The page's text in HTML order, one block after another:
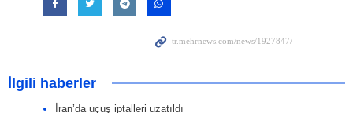
İlgili haberler
İran’da uçuş iptalleri uzatıldı